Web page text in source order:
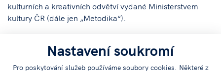
Nastavení soukromí
Pro poskytování služeb používáme soubory cookies. Některé z
kulturních a kreativních odvětví vydané Ministerstvem
kultury ČR (dále jen „Metodika“).
V souladu s Metodikou Ministerstva kultury má projekt 2